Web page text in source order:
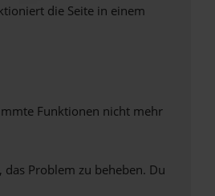
die Seite in einem
Funktionen nicht mehr
Problem zu beheben. Du